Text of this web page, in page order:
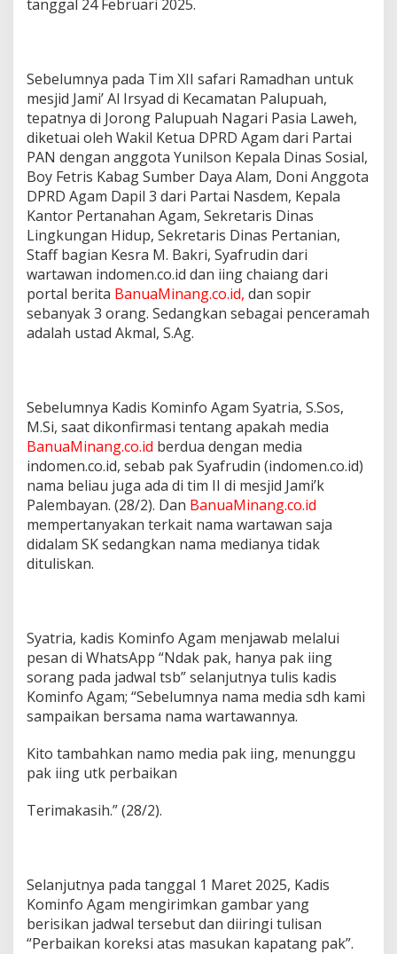
tanggal 24 Februari 2025.
Sebelumnya pada Tim XII safari Ramadhan untuk
mesjid Jami’ Al Irsyad di Kecamatan Palupuah,
tepatnya di Jorong Palupuah Nagari Pasia Laweh,
diketuai oleh Wakil Ketua DPRD Agam dari Partai
PAN dengan anggota Yunilson Kepala Dinas Sosial,
Boy Fetris Kabag Sumber Daya Alam, Doni Anggota
DPRD Agam Dapil 3 dari Partai Nasdem, Kepala
Kantor Pertanahan Agam, Sekretaris Dinas
Lingkungan Hidup, Sekretaris Dinas Pertanian,
Staff bagian Kesra M. Bakri, Syafrudin dari
wartawan indomen.co.id dan iing chaiang dari
portal berita BanuaMinang.co.id, dan sopir
sebanyak 3 orang. Sedangkan sebagai penceramah
adalah ustad Akmal, S.Ag.
Sebelumnya Kadis Kominfo Agam Syatria, S.Sos,
M.Si, saat dikonfirmasi tentang apakah media
BanuaMinang.co.id berdua dengan media
indomen.co.id, sebab pak Syafrudin (indomen.co.id)
nama beliau juga ada di tim II di mesjid Jami’k
Palembayan. (28/2). Dan BanuaMinang.co.id
mempertanyakan terkait nama wartawan saja
didalam SK sedangkan nama medianya tidak
dituliskan.
Syatria, kadis Kominfo Agam menjawab melalui
pesan di WhatsApp “Ndak pak, hanya pak iing
sorang pada jadwal tsb” selanjutnya tulis kadis
Kominfo Agam; “Sebelumnya nama media sdh kami
sampaikan bersama nama wartawannya.
Kito tambahkan namo media pak iing, menunggu
pak iing utk perbaikan
Terimakasih.” (28/2).
Selanjutnya pada tanggal 1 Maret 2025, Kadis
Kominfo Agam mengirimkan gambar yang
berisikan jadwal tersebut dan diiringi tulisan
“Perbaikan koreksi atas masukan kapatang pak”.